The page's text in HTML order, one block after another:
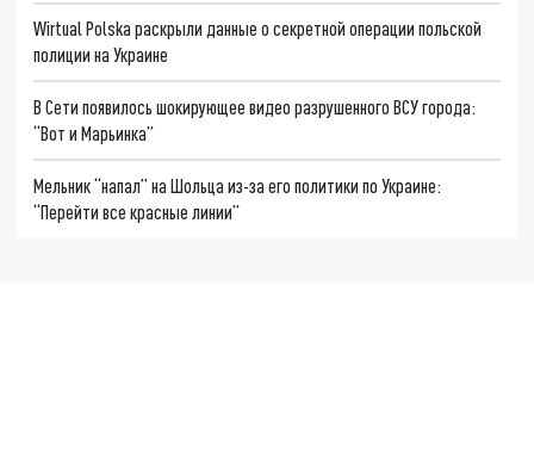
Wirtual Polska раскрыли данные о секретной операции польской
полиции на Украине
В Сети появилось шокирующее видео разрушенного ВСУ города:
“Вот и Марьинка”
Мельник “напал” на Шольца из-за его политики по Украине:
“Перейти все красные линии”